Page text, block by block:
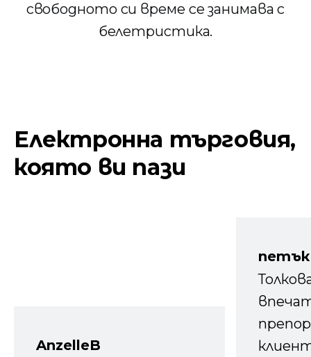
свободното си време се занимава с
белетристика.
Електронна търговия,
която ви пази
AnzelleB